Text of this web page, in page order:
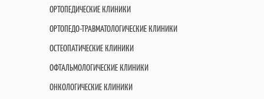
ОРТОПЕДИЧЕСКИЕ КЛИНИКИ
ОРТОПЕДО-ТРАВМАТОЛОГИЧЕСКИЕ КЛИНИКИ
ОСТЕОПАТИЧЕСКИЕ КЛИНИКИ
ОФТАЛЬМОЛОГИЧЕСКИЕ КЛИНИКИ
ОНКОЛОГИЧЕСКИЕ КЛИНИКИ